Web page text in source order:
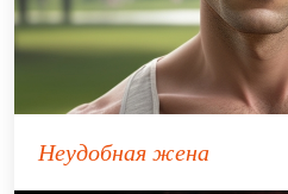
Неудобная жена